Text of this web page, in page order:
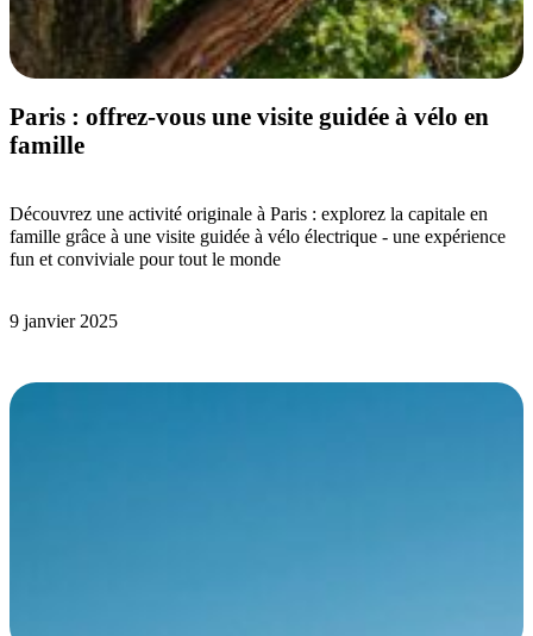
Paris : offrez-vous une visite guidée à vélo en
famille
Découvrez une activité originale à Paris : explorez la capitale en
famille grâce à une visite guidée à vélo électrique - une expérience
fun et conviviale pour tout le monde
9 janvier 2025